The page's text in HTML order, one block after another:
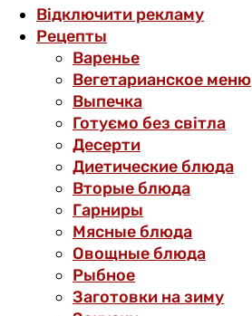
Відключити рекламу
Рецепты
Варенье
Вегетарианское меню
Выпечка
Готуємо без світла
Десерти
Диетические блюда
Вторые блюда
Гарниры
Мясные блюда
Овощные блюда
Рыбное
Заготовки на зиму